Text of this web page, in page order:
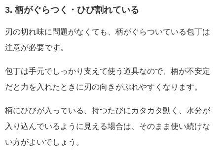
3. 柄がぐらつく・ひび割れている
刃の切れ味に問題がなくても、柄がぐらついている包丁は
注意が必要です。
包丁は手元でしっかり支えて使う道具なので、柄が不安定
だと力を入れたときに刃の向きがぶれやすくなります。
柄にひびが入っている、持つたびにカタカタ動く、水分が
入り込んでいるように見える場合は、そのまま使い続けな
い方がよいでしょう。